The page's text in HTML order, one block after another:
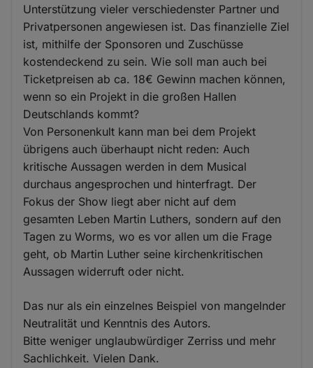
Unterstützung vieler verschiedenster Partner und
Privatpersonen angewiesen ist. Das finanzielle Ziel
ist, mithilfe der Sponsoren und Zuschüsse
kostendeckend zu sein. Wie soll man auch bei
Ticketpreisen ab ca. 18€ Gewinn machen können,
wenn so ein Projekt in die großen Hallen
Deutschlands kommt?
Von Personenkult kann man bei dem Projekt
übrigens auch überhaupt nicht reden: Auch
kritische Aussagen werden in dem Musical
durchaus angesprochen und hinterfragt. Der
Fokus der Show liegt aber nicht auf dem
gesamten Leben Martin Luthers, sondern auf den
Tagen zu Worms, wo es vor allen um die Frage
geht, ob Martin Luther seine kirchenkritischen
Aussagen widerruft oder nicht.
Das nur als ein einzelnes Beispiel von mangelnder
Neutralität und Kenntnis des Autors.
Bitte weniger unglaubwürdiger Zerriss und mehr
Sachlichkeit. Vielen Dank.